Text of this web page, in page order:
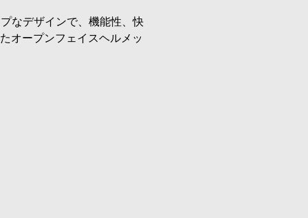
なデザインで、機能性、快
オープンフェイスヘルメッ